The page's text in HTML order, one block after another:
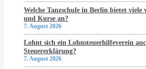
Welche Tanzschule in Berlin bietet viele
und Kurse an?
7. August 2026
Lohnt sich ein Lohnsteuerhilfeverein
Steuererklärung?
7. August 2026